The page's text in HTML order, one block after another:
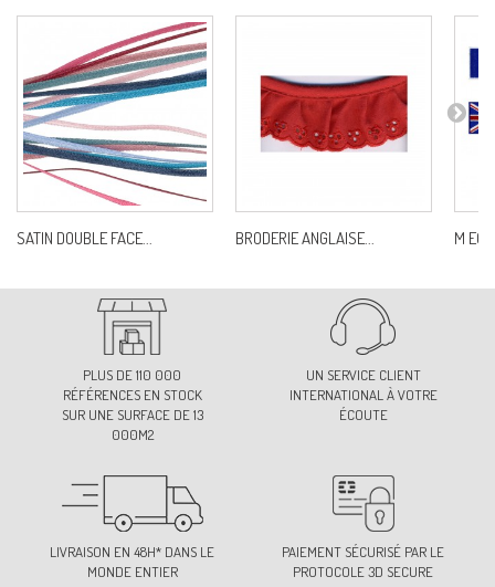
38-GRIS NOIR
Ref: S687B0C38
40-BEIGE
Ref: S687B0C40
53-KAKI
Ref: S687B0C53
62-MARRON CLAIR
S687B0C62
SATIN DOUBLE FACE... BRODERIE ANGLAISE... M
PLUS DE 110 000
RÉFÉRENCES EN STOCK
SUR UNE SURFACE DE 13
000M2
UN SERVICE CLIENT
INTERNATIONAL À VOTRE
ÉCOUTE
LIVRAISON EN 48H* DANS LE
MONDE ENTIER
PAIEMENT SÉCURISÉ PAR LE
PROTOCOLE 3D SECURE